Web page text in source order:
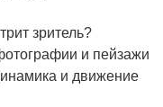
зритель?
и пейзажи
и движение